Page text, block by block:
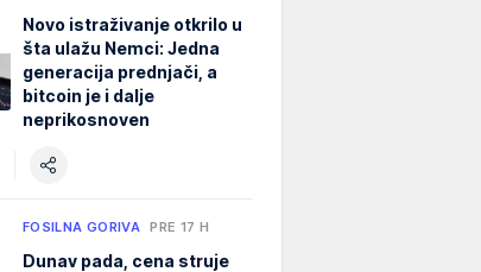
Novo istraživanje otkrilo u
šta ulažu Nemci: Jedna
generacija prednjači, a
bitcoin je i dalje
neprikosnoven
FOSILNA GORIVA PRE 17 H
Dunav pada, cena struje